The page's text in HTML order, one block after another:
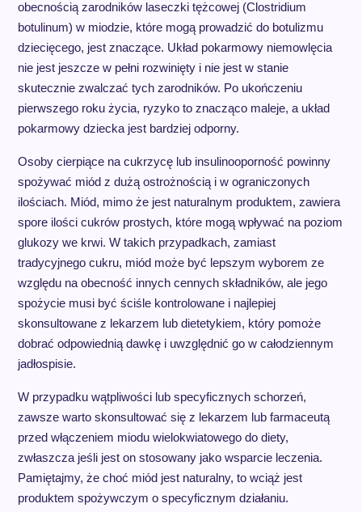
obecnością zarodników laseczki tężcowej (Clostridium
botulinum) w miodzie, które mogą prowadzić do botulizmu
dziecięcego, jest znaczące. Układ pokarmowy niemowlęcia
nie jest jeszcze w pełni rozwinięty i nie jest w stanie
skutecznie zwalczać tych zarodników. Po ukończeniu
pierwszego roku życia, ryzyko to znacząco maleje, a układ
pokarmowy dziecka jest bardziej odporny.
Osoby cierpiące na cukrzycę lub insulinooporność powinny
spożywać miód z dużą ostrożnością i w ograniczonych
ilościach. Miód, mimo że jest naturalnym produktem, zawiera
spore ilości cukrów prostych, które mogą wpływać na poziom
glukozy we krwi. W takich przypadkach, zamiast
tradycyjnego cukru, miód może być lepszym wyborem ze
względu na obecność innych cennych składników, ale jego
spożycie musi być ściśle kontrolowane i najlepiej
skonsultowane z lekarzem lub dietetykiem, który pomoże
dobrać odpowiednią dawkę i uwzględnić go w całodziennym
jadłospisie.
W przypadku wątpliwości lub specyficznych schorzeń,
zawsze warto skonsultować się z lekarzem lub farmaceutą
przed włączeniem miodu wielokwiatowego do diety,
zwłaszcza jeśli jest on stosowany jako wsparcie leczenia.
Pamiętajmy, że choć miód jest naturalny, to wciąż jest
produktem spożywczym o specyficznym działaniu.